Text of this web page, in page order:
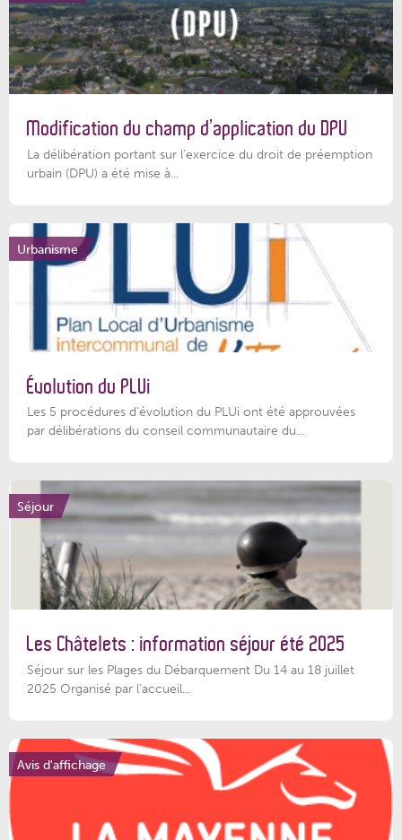
Modification du champ d’application du DPU
La délibération portant sur l’exercice du droit de préemption
urbain (DPU) a été mise à...
Urbanisme
Évolution du PLUi
Les 5 procédures d’évolution du PLUi ont été approuvées
par délibérations du conseil communautaire du...
Séjour
Les Châtelets : information séjour été 2025
Séjour sur les Plages du Débarquement Du 14 au 18 juillet
2025 Organisé par l’accueil...
Avis d'affichage